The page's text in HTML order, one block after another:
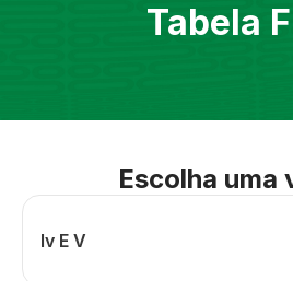
Tabela
Escolha uma
Iv E V